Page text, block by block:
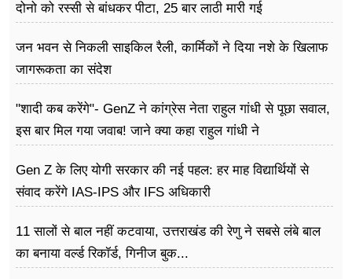
दोनो को रस्सी से बांधकर पीटा, 25 बार लाठी मारी गई
जन भवन से निकली साइकिल रैली, कार्मिकों ने दिया नशे के खिलाफ
जागरूकता का संदेश
"शादी कब करेंगे"- GenZ ने कांग्रेस नेता राहुल गांधी से पूछा सवाल,
इस बार मिल गया जवाब! जाने क्या कहा राहुल गांधी ने
Gen Z के लिए योगी सरकार की नई पहल: हर माह विद्यार्थियों से
संवाद करेंगे IAS-IPS और IFS अधिकारी
11 सालों से बाल नहीं कटवाया, उत्तराखंड की रेणु ने सबसे लंबे बाल
का बनाया वर्ल्ड रिकॉर्ड, गिनीज बुक...